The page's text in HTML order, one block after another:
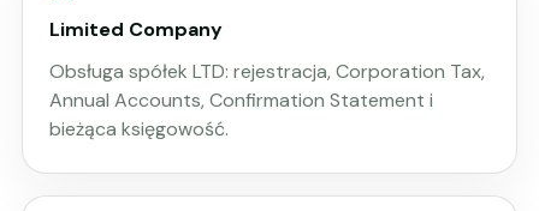
Limited Company
Obsługa spółek LTD: rejestracja, Corporation Tax,
Annual Accounts, Confirmation Statement i
bieżąca księgowość.